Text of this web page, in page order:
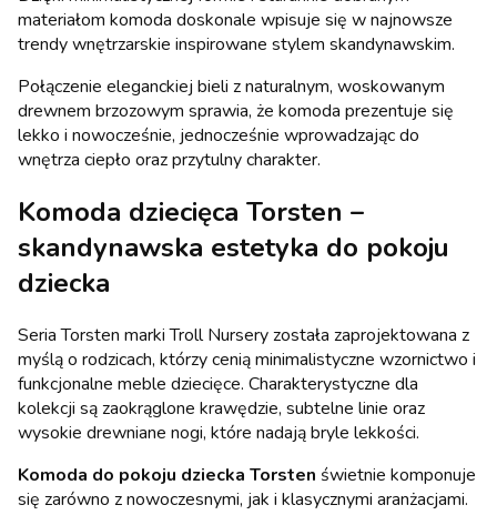
materiałom komoda doskonale wpisuje się w najnowsze
trendy wnętrzarskie inspirowane stylem skandynawskim.
Połączenie eleganckiej bieli z naturalnym, woskowanym
drewnem brzozowym sprawia, że komoda prezentuje się
lekko i nowocześnie, jednocześnie wprowadzając do
wnętrza ciepło oraz przytulny charakter.
Komoda dziecięca Torsten –
skandynawska estetyka do pokoju
dziecka
Seria Torsten marki Troll Nursery została zaprojektowana z
myślą o rodzicach, którzy cenią minimalistyczne wzornictwo i
funkcjonalne meble dziecięce. Charakterystyczne dla
kolekcji są zaokrąglone krawędzie, subtelne linie oraz
wysokie drewniane nogi, które nadają bryle lekkości.
Komoda do pokoju dziecka Torsten świetnie komponuje
się zarówno z nowoczesnymi, jak i klasycznymi aranżacjami.